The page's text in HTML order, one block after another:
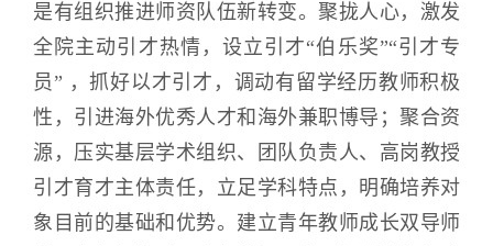
是有组织推进师资队伍新转变。聚拢人心，激发
全院主动引才热情，设立引才“伯乐奖”“引才专
员” ，抓好以才引才，调动有留学经历教师积极
性，引进海外优秀人才和海外兼职博导；聚合资
源，压实基层学术组织、团队负责人、高岗教授
引才育才主体责任，立足学科特点，明确培养对
象目前的基础和优势。建立青年教师成长双导师